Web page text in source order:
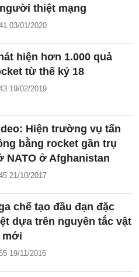
thiệt mạng
03/01/2020
hiện hơn 1.000 quả
từ thế kỷ 18
19/02/2019
Hiện trường vụ tấn
bằng rocket gần trụ
NATO ở Afghanistan
21/10/2017
chế tạo đầu đạn đặc
dựa trên nguyên tắc vật
mới
19/11/2016